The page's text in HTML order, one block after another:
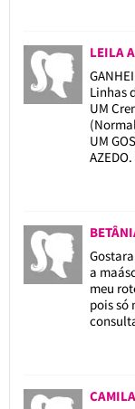
LEILA
Linhas
UM
UM
AZEDO.
a
meu
pois só
CAMILA